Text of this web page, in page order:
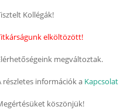
hely
Mernokbal 32
Kollégák!
elköltözött!
megváltoztak.
részletes információk a Kapcsolat
köszönjük!